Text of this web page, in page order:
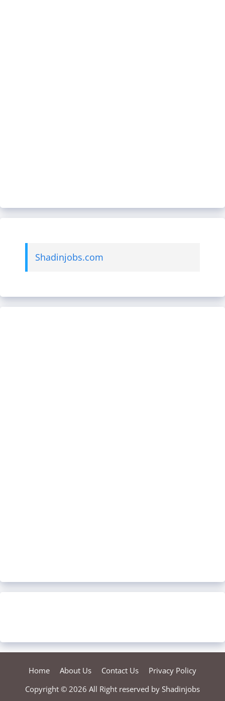
Shadinjobs.com
Home About Us Contact Us
Privacy Policy
Copyright © 2026 All Right reserved by Shadinjobs